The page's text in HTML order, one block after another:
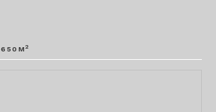
650 M 2